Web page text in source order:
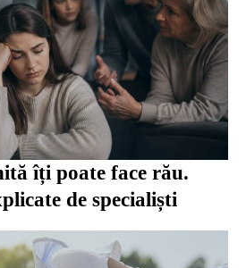
îți poate face rău.
de specialiști